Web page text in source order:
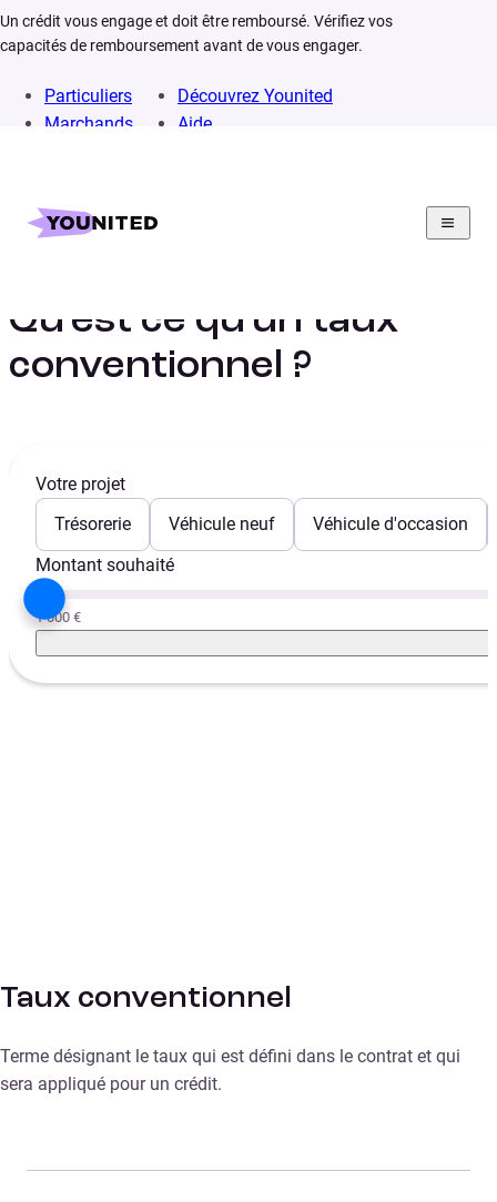
Un crédit vous engage et doit être remboursé. Vérifiez vos
capacités de remboursement avant de vous engager.
Particuliers
Marchands
Découvrez Younited
Aide
Home
Qu’est ce qu’un taux
conventionnel ?
Votre projet
Trésorerie
Véhicule neuf
Véhicule d'occasion
Montant souhaité
1 000 €
Taux conventionnel
Terme désignant le taux qui est défini dans le contrat et qui
sera appliqué pour un crédit.